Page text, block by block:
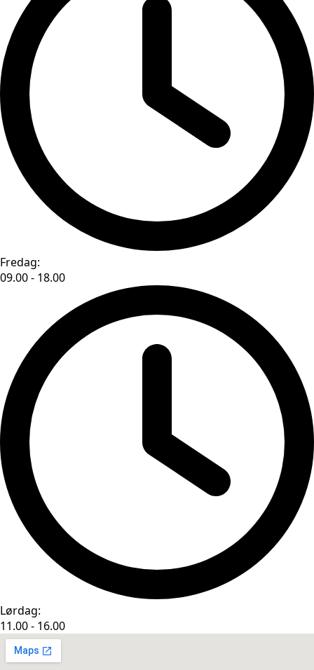
Fredag:
09.00 - 18.00
Lørdag:
11.00 - 16.00